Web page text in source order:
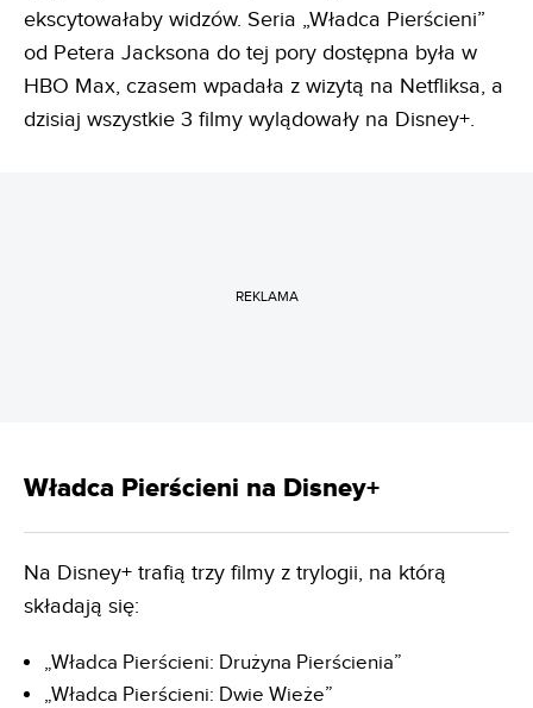
ekscytowałaby widzów. Seria „Władca Pierścieni”
od Petera Jacksona do tej pory dostępna była w
HBO Max, czasem wpadała z wizytą na Netfliksa, a
dzisiaj wszystkie 3 filmy wylądowały na Disney+.
REKLAMA
Władca Pierścieni na Disney+
Na Disney+ trafią trzy filmy z trylogii, na którą
składają się:
„Władca Pierścieni: Drużyna Pierścienia”
„Władca Pierścieni: Dwie Wieże”